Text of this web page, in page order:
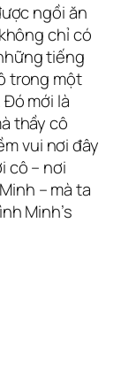
ngồi ăn
chỉ có
tiếng
trong một
mới là
thầy cô
vui nơi đây
cô – nơi
– mà ta
Minh’s